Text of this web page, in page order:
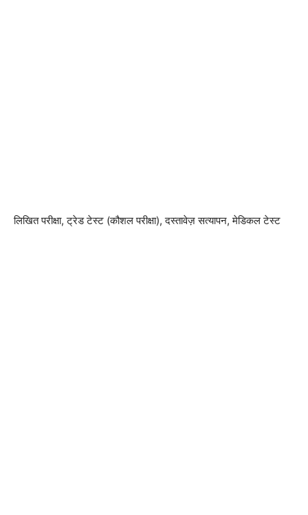
लिखित परीक्षा, ट्रेड टेस्ट (कौशल परीक्षा), दस्तावेज़ सत्यापन, मेडिकल टेस्ट